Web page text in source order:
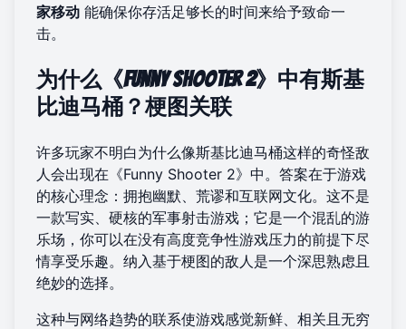
家移动 能确保你存活足够长的时间来给予致命一
击。
为什么《Funny Shooter 2》中有斯基
比迪马桶？梗图关联
许多玩家不明白为什么像斯基比迪马桶这样的奇怪敌
人会出现在《Funny Shooter 2》中。答案在于游戏
的核心理念：拥抱幽默、荒谬和互联网文化。这不是
一款写实、硬核的军事射击游戏；它是一个混乱的游
乐场，你可以在没有高度竞争性游戏压力的前提下尽
情享受乐趣。纳入基于梗图的敌人是一个深思熟虑且
绝妙的选择。
这种与网络趋势的联系使游戏感觉新鲜、相关且无穷